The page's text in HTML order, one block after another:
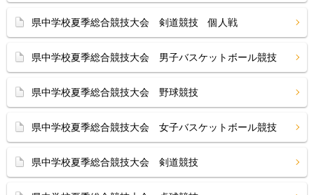
県中学校夏季総合競技大会 剣道競技 個人戦
県中学校夏季総合競技大会 男子バスケットボール競技
県中学校夏季総合競技大会 野球競技
県中学校夏季総合競技大会 女子バスケットボール競技
県中学校夏季総合競技大会 剣道競技